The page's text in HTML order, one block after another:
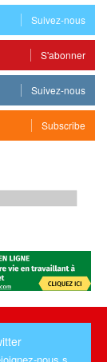
Suivez-nous
S'abonner
Suivez-nous
Subscribe